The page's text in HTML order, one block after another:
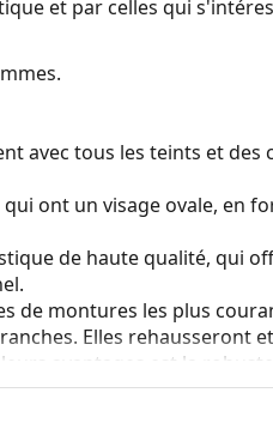
et par celles qui
avec tous les teints et des
ont un visage ovale, en
de haute qualité, qui
de montures les plus
Elles rehausseront
avantages est la
leur protection contre les
de plus grande